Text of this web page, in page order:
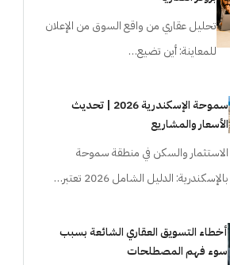
تحليل عقاري من واقع السوق من الإعلان
للمعاينة: أين تضيع…
سموحة الإسكندرية 2026 | تحديث
الأسعار والمشاريع
الاستثمار والسكن في منطقة سموحة
بالإسكندرية: الدليل الشامل 2026 تعتبر…
أخطاء التسويق العقاري الشائعة بسبب
سوء فهم المصطلحات